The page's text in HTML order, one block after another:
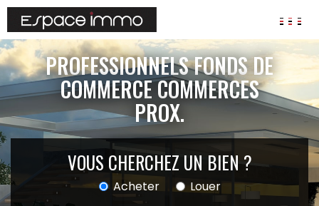
AGENCES
ANNONCES
VIAGER
IMMOBILIER D'ENTREPRISE
Locaux commerciaux
Bureaux
Fonds de commerces
PROFESSIONNELS FONDS DE
COMMERCE COMMERCES
PROX.
VOUS CHERCHEZ UN BIEN ?
Acheter Louer